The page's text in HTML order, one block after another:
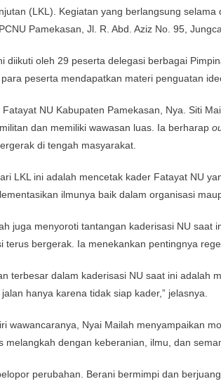
(LKL). Kegiatan yang berlangsung
Pamekasan, Jl. R. Abd. Aziz No. 95,
diikuti oleh 29 peserta delegasi berbagai
peserta mendapatkan materi penguatan
Fatayat NU Kabupaten Pamekasan, Nya. Siti
dan memiliki wawasan luas. Ia berharap
di tengah masyarakat.
LKL ini adalah mencetak kader Fatayat NU
ilmunya baik dalam organisasi
juga menyoroti tantangan kaderisasi NU
terus bergerak. Ia menekankan pentingnya
terbesar dalam kaderisasi NU saat ini adalah
hanya karena tidak siap kader,” jelasnya.
wawancaranya, Nyai Mailah menyampaikan
melangkah dengan keberanian, ilmu, dan
perubahan. Berani bermimpi dan